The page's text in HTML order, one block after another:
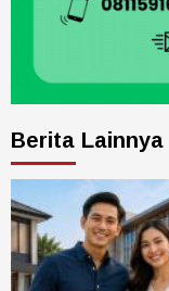
Berita Lainnya